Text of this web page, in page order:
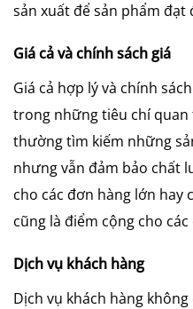
sản xuất để sản phẩm
Giá cả và chính sách giá
Giá cả hợp lý và chính
trong những tiêu chí
thường tìm kiếm những
nhưng vẫn đảm bảo chất
cho các đơn hàng lớn
cũng là điểm cộng cho
Dịch vụ khách hàng
Dịch vụ khách hàng